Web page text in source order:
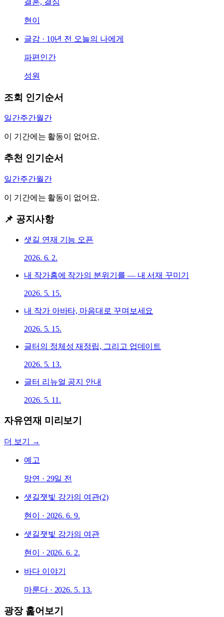
결혼, 결심
현이
글감 · 10년 전 오늘의 나에게
파편인간
성원
조회 인기순서
일간주간월간
이 기간에는 활동이 없어요.
추천 인기순서
일간주간월간
이 기간에는 활동이 없어요.
📌 공지사항
샛길 연재 기능 오픈
2026. 6. 2.
내 작가홈에 작가의 분위기를 — 내 서재 꾸미기
2026. 5. 15.
내 작가 아바타, 마음대로 꾸며보세요
2026. 5. 15.
글터의 정체성 재정립, 그리고 업데이트
2026. 5. 13.
글터 리뉴얼 공지 안내
2026. 5. 11.
자유연재 미리보기
더 보기 →
예고
망연 · 29일 전
샛길잿빛 강가의 여관(2)
현이 · 2026. 6. 9.
샛길잿빛 강가의 여관
현이 · 2026. 6. 2.
바다 이야기
마룬다· 2026. 5. 13.
광장 훑어보기